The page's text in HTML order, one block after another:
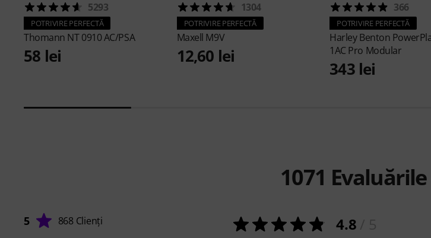
5293
POTRIVIRE PERFECTĂ
Thomann NT 0910 AC/PSA
58 lei
1304
POTRIVIRE PERFECTĂ
Maxell M9V
12,60 lei
366
POTRIVIRE PERFECTĂ
Harley Benton
1AC Pro Modular
343 lei
1071
5 868 Clienți 4.8